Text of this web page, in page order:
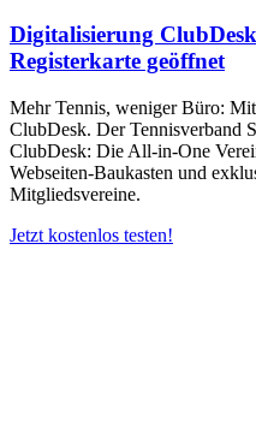
Digitalisierung ClubDesk
Registerkarte geöffnet
Mehr Tennis, weniger Büro:
ClubDesk. Der Tennisverband
ClubDesk: Die All-in-One
Webseiten-Baukasten und
Mitgliedsvereine.
Jetzt kostenlos testen!